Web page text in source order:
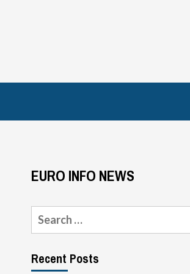
EURO INFO NEWS
Search
for:
Recent Posts